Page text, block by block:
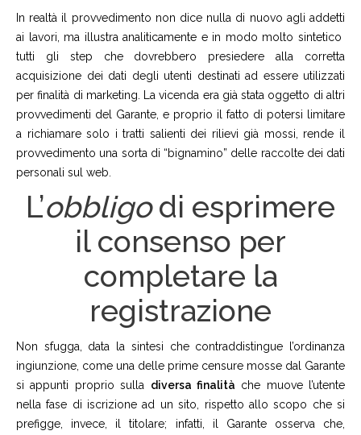
In realtà il provvedimento non dice nulla di nuovo agli addetti
ai lavori, ma illustra analiticamente e in modo molto sintetico
tutti gli step che dovrebbero presiedere alla corretta
acquisizione dei dati degli utenti destinati ad essere utilizzati
per finalità di marketing. La vicenda era già stata oggetto di altri
provvedimenti del Garante, e proprio il fatto di potersi limitare
a richiamare solo i tratti salienti dei rilievi già mossi, rende il
provvedimento una sorta di “bignamino” delle raccolte dei dati
personali sul web.
L’obbligodi esprimere
il consenso per
completare la
registrazione
Non sfugga, data la sintesi che contraddistingue l’ordinanza
ingiunzione, come una delle prime censure mosse dal Garante
si appunti proprio sulla diversa finalità che muove l’utente
nella fase di iscrizione ad un sito, rispetto allo scopo che si
prefigge, invece, il titolare; infatti, il Garante osserva che,